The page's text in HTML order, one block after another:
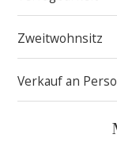
Dusche,
ausgestattet ist.
Der große
alten
Granitpflaster,
Zweitwohnsitz
Verkauf an